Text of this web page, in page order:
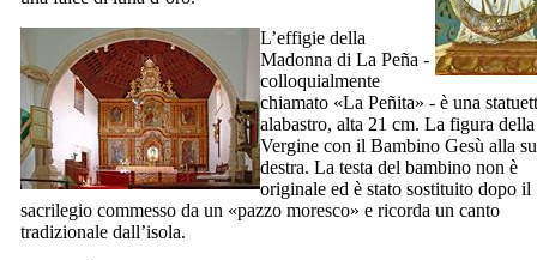
L’effigie della
Madonna di La Peña -
colloquialmente
chiamato «La Peñita» - è una
alabastro, alta 21 cm. La figura della
Vergine con il Bambino Gesù alla
destra. La testa del bambino non è
originale ed è stato sostituito dopo il
sacrilegio commesso da un «pazzo moresco» e ricorda un canto
tradizionale dall’isola.